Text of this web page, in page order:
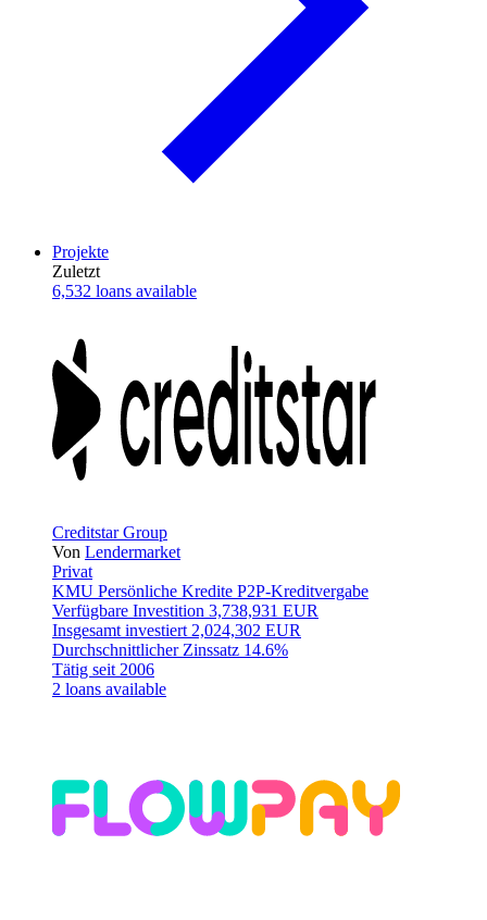
Projekte
Zuletzt
6,532 loans available
Creditstar Group
Von Lendermarket
Privat
KMU Persönliche Kredite P2P-Kreditvergabe
Verfügbare Investition 3,738,931 EUR
Insgesamt investiert 2,024,302 EUR
Durchschnittlicher Zinssatz 14.6%
Tätig seit 2006
2 loans available